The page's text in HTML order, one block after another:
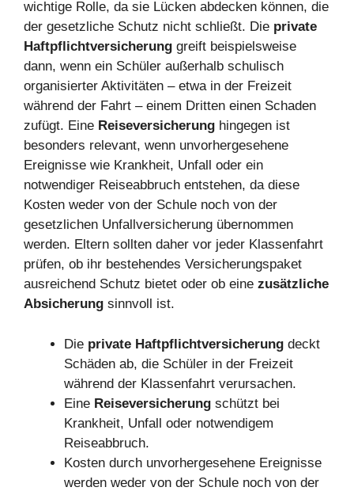
wichtige Rolle, da sie Lücken abdecken können, die
der gesetzliche Schutz nicht schließt. Die private
Haftpflichtversicherung greift beispielsweise
dann, wenn ein Schüler außerhalb schulisch
organisierter Aktivitäten – etwa in der Freizeit
während der Fahrt – einem Dritten einen Schaden
zufügt. Eine Reiseversicherung hingegen ist
besonders relevant, wenn unvorhergesehene
Ereignisse wie Krankheit, Unfall oder ein
notwendiger Reiseabbruch entstehen, da diese
Kosten weder von der Schule noch von der
gesetzlichen Unfallversicherung übernommen
werden. Eltern sollten daher vor jeder Klassenfahrt
prüfen, ob ihr bestehendes Versicherungspaket
ausreichend Schutz bietet oder ob eine zusätzliche
Absicherung sinnvoll ist.
Die private Haftpflichtversicherung deckt
Schäden ab, die Schüler in der Freizeit
während der Klassenfahrt verursachen.
Eine Reiseversicherung schützt bei
Krankheit, Unfall oder notwendigem
Reiseabbruch.
Kosten durch unvorhergesehene Ereignisse
werden weder von der Schule noch von der